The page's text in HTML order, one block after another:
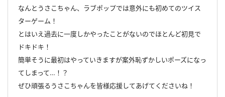
なんとうさこちゃん、ラブポップでは意外にも初めてのツイス
ターゲーム！
とはいえ過去に一度しかやったことがないのでほとんど初見で
ドキドキ！
簡単そうに最初はやっていきますが案外恥ずかしいポーズになっ
てしまって…！？
ぜひ頑張るうさこちゃんを皆様応援してあげてくださいね！